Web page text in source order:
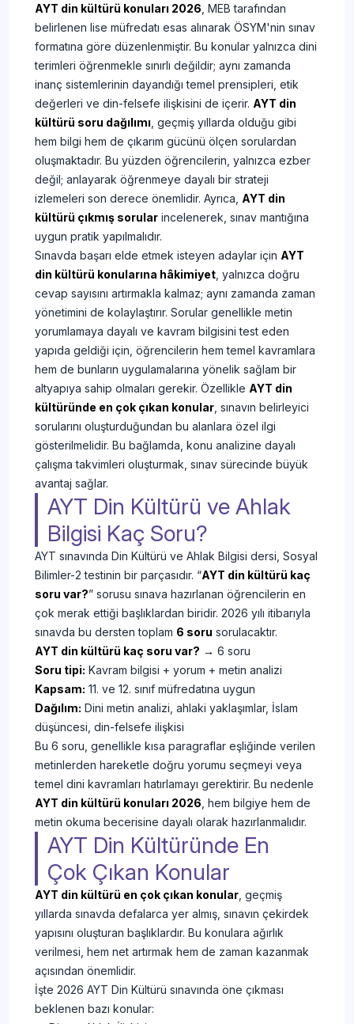
AYT din kültürü konuları 2026 , MEB tarafından
belirlenen lise müfredatı esas alınarak ÖSYM'nin sınav
formatına göre düzenlenmiştir. Bu konular yalnızca dini
terimleri öğrenmekle sınırlı değildir; aynı zamanda
inanç sistemlerinin dayandığı temel prensipleri, etik
değerleri ve din-felsefe ilişkisini de içerir. AYT din
kültürü soru dağılımı , geçmiş yıllarda olduğu gibi
hem bilgi hem de çıkarım gücünü ölçen sorulardan
oluşmaktadır. Bu yüzden öğrencilerin, yalnızca ezber
değil; anlayarak öğrenmeye dayalı bir strateji
izlemeleri son derece önemlidir. Ayrıca, AYT din
kültürü çıkmış sorular incelenerek, sınav mantığına
uygun pratik yapılmalıdır.
Sınavda başarı elde etmek isteyen adaylar için AYT
din kültürü konularına hâkimiyet , yalnızca doğru
cevap sayısını artırmakla kalmaz; aynı zamanda zaman
yönetimini de kolaylaştırır. Sorular genellikle metin
yorumlamaya dayalı ve kavram bilgisini test eden
yapıda geldiği için, öğrencilerin hem temel kavramlara
hem de bunların uygulamalarına yönelik sağlam bir
altyapıya sahip olmaları gerekir. Özellikle AYT din
kültüründe en çok çıkan konular , sınavın belirleyici
sorularını oluşturduğundan bu alanlara özel ilgi
gösterilmelidir. Bu bağlamda, konu analizine dayalı
çalışma takvimleri oluşturmak, sınav sürecinde büyük
avantaj sağlar.
AYT Din Kültürü ve Ahlak
Bilgisi Kaç Soru?
AYT sınavında Din Kültürü ve Ahlak Bilgisi dersi, Sosyal
Bilimler-2 testinin bir parçasıdır. “AYT din kültürü kaç
soru var?” sorusu sınava hazırlanan öğrencilerin en
çok merak ettiği başlıklardan biridir. 2026 yılı itibarıyla
sınavda bu dersten toplam 6 soru sorulacaktır.
AYT din kültürü kaç soru var? → 6 soru
Soru tipi: Kavram bilgisi + yorum + metin analizi
Kapsam: 11. ve 12. sınıf müfredatına uygun
Dağılım: Dini metin analizi, ahlaki yaklaşımlar, İslam
düşüncesi, din-felsefe ilişkisi
Bu 6 soru, genellikle kısa paragraflar eşliğinde verilen
metinlerden hareketle doğru yorumu seçmeyi veya
temel dini kavramları hatırlamayı gerektirir. Bu nedenle
AYT din kültürü konuları 2026 , hem bilgiye hem de
metin okuma becerisine dayalı olarak hazırlanmalıdır.
AYT Din Kültüründe En
Çok Çıkan Konular
AYT din kültürü en çok çıkan konular , geçmiş
yıllarda sınavda defalarca yer almış, sınavın çekirdek
yapısını oluşturan başlıklardır. Bu konulara ağırlık
verilmesi, hem net artırmak hem de zaman kazanmak
açısından önemlidir.
İşte 2026 AYT Din Kültürü sınavında öne çıkması
beklenen bazı konular: